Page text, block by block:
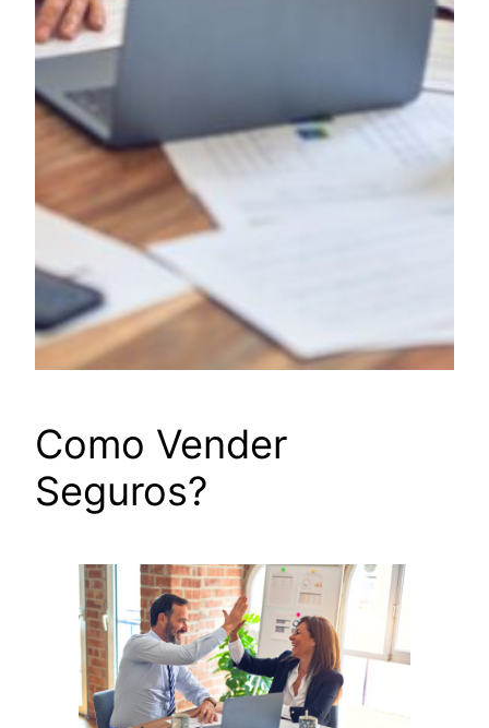
Como Vender
Seguros?